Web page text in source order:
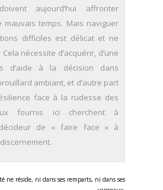
aujourd’hui affronter
mauvais temps. Mais naviguer
difficiles est délicat et ne
nécessite d’acquérir, d’une
d’aide à la décision dans
ambiant, et d’autre part
face à la rudesse des
fournis ici cherchent à
de « faire face » à
ne réside, ni dans ses remparts, ni dans ses